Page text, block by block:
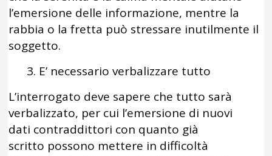
l’emersione delle informazione, mentre la
rabbia o la fretta può stressare inutilmente il
soggetto.
3. E’ necessario verbalizzare tutto
L’interrogato deve sapere che tutto sarà
verbalizzato, per cui l’emersione di nuovi
dati contraddittori con quanto già
scritto possono mettere in difficoltà